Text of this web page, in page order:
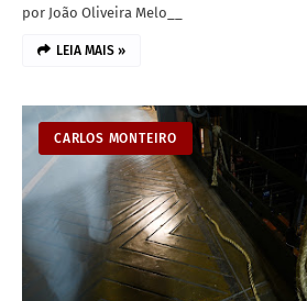
por João Oliveira Melo__
LEIA MAIS »
CARLOS MONTEIRO